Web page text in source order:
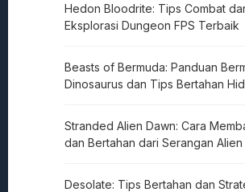
Hedon Bloodrite: Tips Combat
Eksplorasi Dungeon FPS Terbaik
Beasts of Bermuda: Panduan
Dinosaurus dan Tips Bertahan
Stranded Alien Dawn: Cara
dan Bertahan dari Serangan Alien
Desolate: Tips Bertahan dan